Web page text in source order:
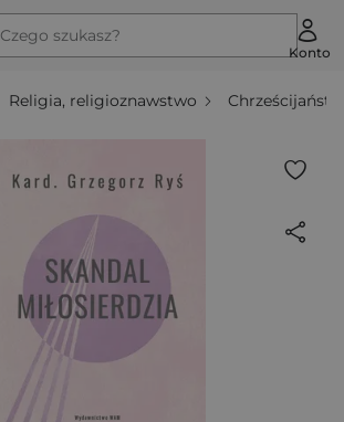
Czego szukasz?
Konto
Religia, religioznawstwo